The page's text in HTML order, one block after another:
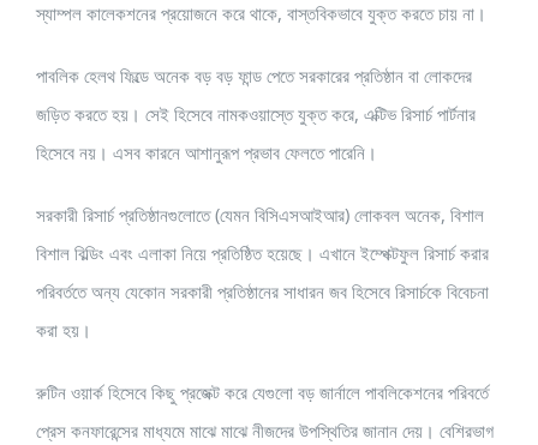
স্যাম্পল কালেকশনের প্রয়োজনে করে থাকে, বাস্তবিকভাবে যুক্ত করতে চায় না।
পাবলিক হেলথ ফিল্ডে অনেক বড় বড় ফান্ড পেতে সরকারের প্রতিষ্ঠান বা লোকদের
জড়িত করতে হয়। সেই হিসেবে নামকওয়াস্তে যুক্ত করে, এক্টিভ রিসার্চ পার্টনার
হিসেবে নয়। এসব কারনে আশানুরূপ প্রভাব ফেলতে পারেনি।
সরকারী রিসার্চ প্রতিষ্ঠানগুলোতে (যেমন বিসিএসআইআর) লোকবল অনেক, বিশাল
বিশাল বিল্ডিং এবং এলাকা নিয়ে প্রতিষ্ঠিত হয়েছে। এখানে ইম্পেক্টফুল রিসার্চ করার
পরিবর্ততে অন্য যেকোন সরকারী প্রতিষ্ঠানের সাধারন জব হিসেবে রিসার্চকে বিবেচনা
করা হয়।
রুটিন ওয়ার্ক হিসেবে কিছু প্রজেক্ট করে যেগুলো বড় জার্নালে পাবলিকেশনের পরিবর্তে
প্রেস কনফারেন্সের মাধ্যমে মাঝে মাঝে নীজদের উপস্থিতির জানান দেয়। বেশিরভাগ